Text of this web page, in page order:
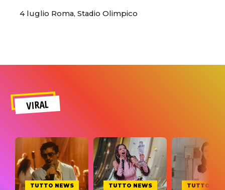
4 luglio Roma, Stadio Olimpico
VIRAL
TUTTO NEWS TUTTO NEWS TUTTO